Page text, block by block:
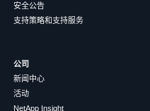
安全公告
支持策略和支持服务
公司
新闻中心
活动
NetApp Insight